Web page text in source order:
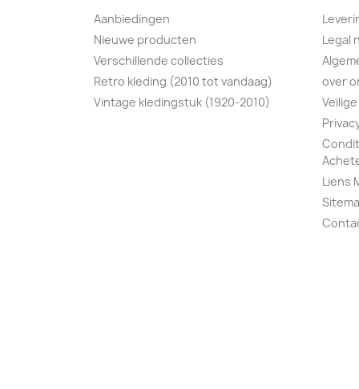
Aanbiedingen
Nieuwe producten
Verschillende collecties
Retro kleding (2010 tot vandaag)
Vintage kledingstuk (1920-2010)
Legal
over
Liens